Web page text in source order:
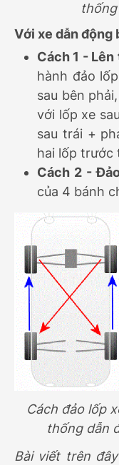
Với xe dẫn động
Cách 1 -
hành đảo
sau bên
với lốp xe
sau trái +
hai lốp trước
Cách 2 -
của 4 bánh
Cách đảo lốp
thống dẫn
Bài viết trên